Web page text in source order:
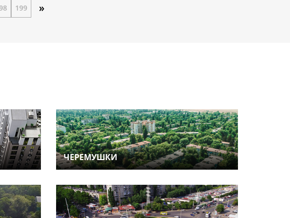
199 »
ЧЕРЕМУШКИ